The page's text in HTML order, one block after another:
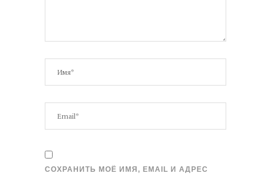
СОХРАНИТЬ МОЁ ИМЯ, EMAIL И АДРЕС